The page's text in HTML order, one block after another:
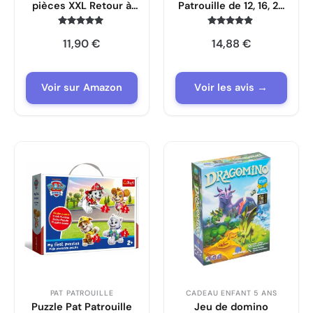
pièces XXL Retour à
Zootopie
4.8
sur 5
11,90€
Voir sur Amazon
Patrouille de 12, 16, 20
et 24 Pièces, Jeu de
Réflexion
4.7
sur 5
14,88 €
Voir les avis →
PAT PATROUILLE
Puzzle Pat Patrouille
CADEAU ENFANT 5 ANS
Jeu de domino